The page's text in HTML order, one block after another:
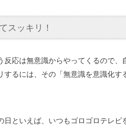
スッキリ！
反応は無意識からやってくるので
するには、その「無意識を意識化す
日といえば、いつもゴロゴロテレ